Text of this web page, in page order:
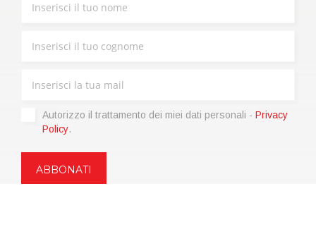
Autorizzo il trattamento dei miei dati personali - Privacy
Policy.